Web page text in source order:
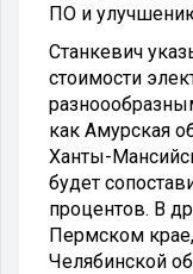
ПО и
Станкевич
стоимости
как Амурская
Ханты-
будет
процентов. В
Пермском
Челябинской